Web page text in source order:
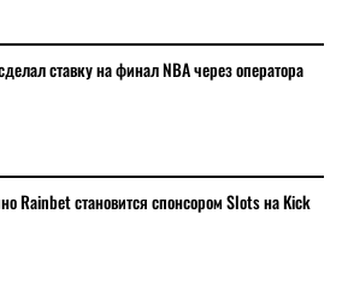
ставку на финал NBA через оператора
Rainbet становится спонсором Slots на Kick